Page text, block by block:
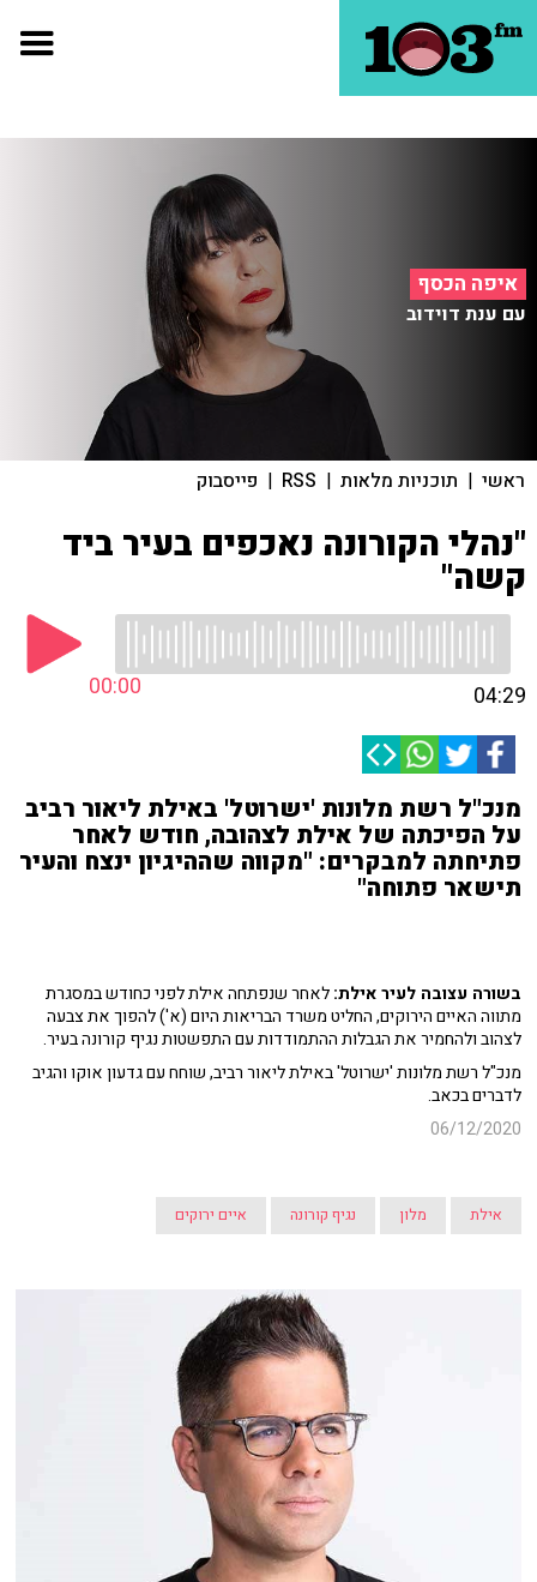
איפה הכסף
עם ענת דוידוב
ראשי | תוכניות מלאות |
RSS
| פייסבוק
"נהלי הקורונה נאכפים בעיר ביד
קשה"
00:00 04:29
מנכ"ל רשת מלונות 'ישרוטל' באילת ליאור רביב
על הפיכתה של אילת לצהובה, חודש לאחר
פתיחתה למבקרים: "מקווה שההיגיון ינצח והעיר
תישאר פתוחה"
בשורה עצובה לעיר אילת:לאחר שנפתחה אילת לפני כחודש במסגרת
מתווה האיים הירוקים, החליט משרד הבריאות היום (א') להפוך את צבעה
לצהוב ולהחמיר את הגבלות ההתמודדות עם התפשטות נגיף קורונה בעיר.
מנכ"ל רשת מלונות 'ישרוטל' באילת ליאור רביב, שוחח עם גדעון אוקו והגיב
לדברים בכאב.
06/12/2020
אילת מלון נגיף קורונה איים ירוקים